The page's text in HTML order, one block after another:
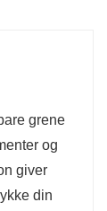
gør det
grene
og
giver
din